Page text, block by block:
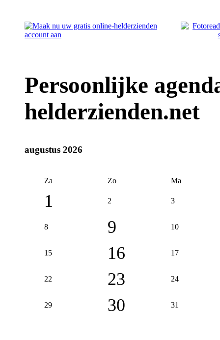
Persoonlijke
helderzienden.net
augustus 2026
Za Zo Ma
1 2 3
8 9 10
15 16 17
22 23 24
29 30 31